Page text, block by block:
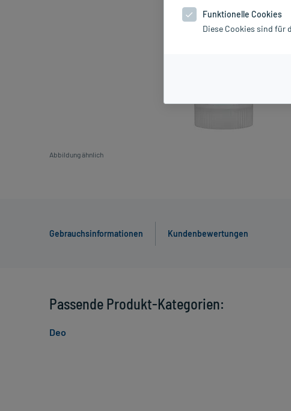
Abbildung ähnlich
Gebrauchsinformationen Kundenbewertungen
Passende Produkt-Kategorien:
Deo
Funktionelle Cookies
Diese Cookies sind für